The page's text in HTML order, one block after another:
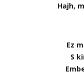
Hajh,
Ez
S